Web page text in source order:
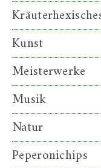
Kunst
Meisterwerke
Musik
Natur
Peperonichips